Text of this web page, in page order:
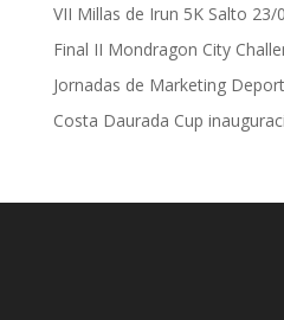
VII Millas de Irun 5K Salto 23/
Final II Mondragon City
Jornadas de Marketing
Costa Daurada Cup